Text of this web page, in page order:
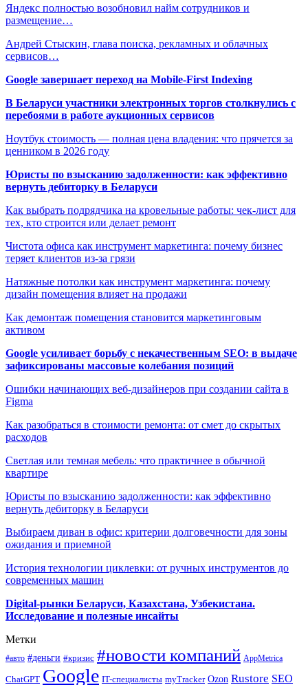
Яндекс полностью возобновил найм сотрудников и
размещение…
Андрей Стыскин, глава поиска, рекламных и облачных
сервисов…
Google завершает переход на Mobile-First Indexing
В Беларуси участники электронных торгов столкнулись с
перебоями в работе аукционных сервисов
Ноутбук стоимость — полная цена владения: что прячется за
ценником в 2026 году
Юристы по взысканию задолженности: как эффективно
вернуть дебиторку в Беларуси
Как выбрать подрядчика на кровельные работы: чек-лист для
тех, кто строится или делает ремонт
Чистота офиса как инструмент маркетинга: почему бизнес
теряет клиентов из-за грязи
Натяжные потолки как инструмент маркетинга: почему
дизайн помещения влияет на продажи
Как демонтаж помещения становится маркетинговым
активом
Google усиливает борьбу с некачественным SEO: в выдаче
зафиксированы массовые колебания позиций
Ошибки начинающих веб-дизайнеров при создании сайта в
Figma
Как разобраться в стоимости ремонта: от смет до скрытых
расходов
Светлая или темная мебель: что практичнее в обычной
квартире
Юристы по взысканию задолженности: как эффективно
вернуть дебиторку в Беларуси
Выбираем диван в офис: критерии долговечности для зоны
ожидания и приемной
История технологии циклевки: от ручных инструментов до
современных машин
Digital-рынки Беларуси, Казахстана, Узбекистана.
Исследование и полезные инсайты
Метки
#авто #деньги #кризис #новости компаний AppMetrica
ChatGPT Google IT-специалисты myTracker Ozon Rustore SEO